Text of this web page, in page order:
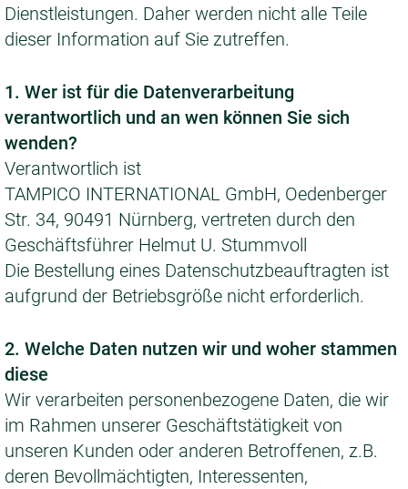
Dienstleistungen. Daher werden nicht alle Teile
dieser Information auf Sie zutreffen.
1. Wer ist für die Datenverarbeitung
verantwortlich und an wen können Sie sich
wenden?
Verantwortlich ist
TAMPICO INTERNATIONAL GmbH, Oedenberger
Str. 34, 90491 Nürnberg, vertreten durch den
Geschäftsführer Helmut U. Stummvoll
Die Bestellung eines Datenschutzbeauftragten ist
aufgrund der Betriebsgröße nicht erforderlich.
2. Welche Daten nutzen wir und woher stammen
diese
Wir verarbeiten personenbezogene Daten, die wir
im Rahmen unserer Geschäftstätigkeit von
unseren Kunden oder anderen Betroffenen, z.B.
deren Bevollmächtigten, Interessenten,